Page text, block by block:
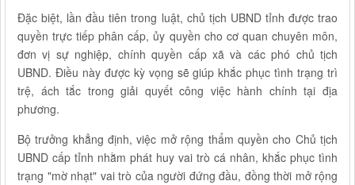
Đặc biệt, lần đầu tiên trong luật, chủ tịch UBND tỉnh được trao
quyền trực tiếp phân cấp, ủy quyền cho cơ quan chuyên môn,
đơn vị sự nghiệp, chính quyền cấp xã và các phó chủ tịch
UBND. Điều này được kỳ vọng sẽ giúp khắc phục tình trạng trì
trệ, ách tắc trong giải quyết công việc hành chính tại địa
phương.
Bộ trưởng khẳng định, việc mở rộng thẩm quyền cho Chủ tịch
UBND cấp tỉnh nhằm phát huy vai trò cá nhân, khắc phục tình
trạng "mờ nhạt" vai trò của người đứng đầu, đồng thời mở rộng